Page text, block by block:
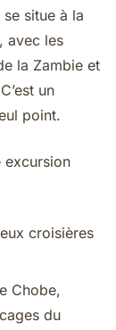
situe à la
avec les
la Zambie et
un
point.
excursion
croisières
Chobe,
du